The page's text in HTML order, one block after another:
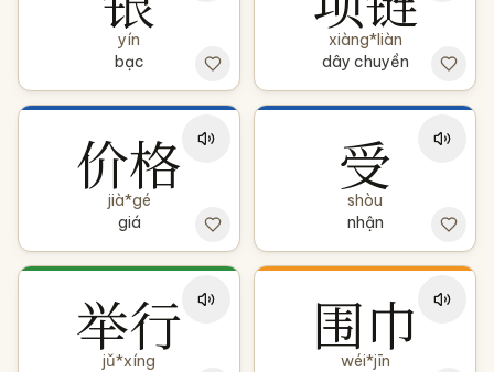
yín
bạc
xiàng*liàn
dây chuyền
价格
jià*gé
giá
受
shòu
nhận
举行
jǔ*xíng
围巾
wéi*jīn